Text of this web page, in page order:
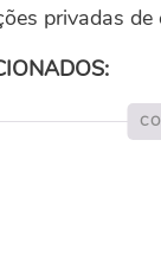
privadas de